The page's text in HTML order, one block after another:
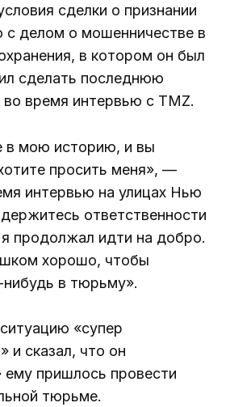
сделки о признании
с делом о мошенничестве в
в котором он был
сделать последнюю
время интервью с TMZ.
в мою историю, и вы
просить меня», —
интервью на улицах Нью
ответственности
продолжал идти на добро.
хорошо, чтобы
нибудь в тюрьму».
«супер
и сказал, что он
пришлось провести
тюрьме.